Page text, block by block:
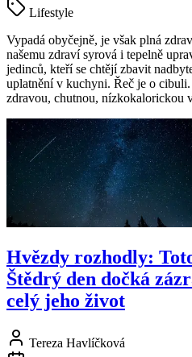
Lifestyle
Vypadá obyčejně, je však plná
našemu zdraví syrová i tepelně
jedinců, kteří se chtějí zbavit
uplatnění v kuchyni. Řeč je o
zdravou, chutnou, nízkokalorickou
Hvězdy rozhodly:
Štědrý den dočká
celý jeho život
Tereza Havlíčková